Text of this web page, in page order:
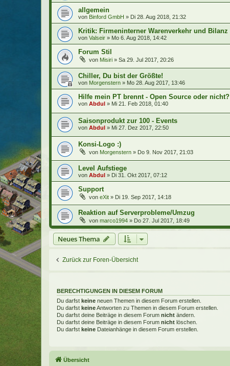
allgemein
von Binford GmbH » Di 28. Aug 2018, 21:32
Kritik: Firmeninterner Warenverkehr und Bilanz
von Valseir » Mo 6. Aug 2018, 14:42
Forum Stil
von Misiri » Sa 29. Jul 2017, 20:26
Chiller, Du bist der Größte!
von Morgenstern » Mo 28. Aug 2017, 13:46
Hilfe mein PT brennt - Open Source oder nicht?
von Abdul » Mi 21. Feb 2018, 01:40
Saisonprodukt zur 100 - Events
von Abdul » Mi 27. Dez 2017, 22:50
Konsi-Logo :)
von Morgenstern » Do 9. Nov 2017, 21:03
Level Aufstiege
von Abdul » Di 31. Okt 2017, 07:12
Support
von eXit » Di 19. Sep 2017, 14:18
Reaktion auf Serverprobleme/Umzug
von marco1994 » Do 27. Jul 2017, 18:49
Neues Thema
Zurück zur Foren-Übersicht
BERECHTIGUNGEN IN DIESEM FORUM
Du darfst keine neuen Themen in diesem Forum erstellen.
Du darfst keineAntworten zu Themen in diesem Forum erstellen.
Du darfst deine Beiträge in diesem Forum nicht ändern.
Du darfst deine Beiträge in diesem Forum nicht löschen.
Du darfst keine Dateianhänge in diesem Forum erstellen.
Übersicht